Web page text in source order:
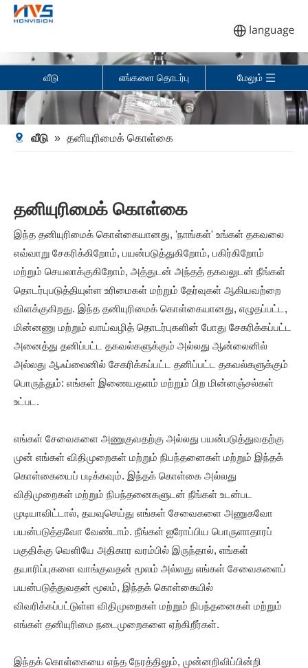
வீடு எங்களை தொடர்பு
கொள்ளவும்
மேலும்
வீடு » தனியுரிமைக் கொள்கை
தனியுரிமைக் கொள்கை
இந்த தனியுரிமைக் கொள்கையானது, 'நாங்கள்' உங்கள் தகவலை
எவ்வாறு சேகரிக்கிறோம், பயன்படுத்துகிறோம், பகிர்கிறோம்
மற்றும் செயலாக்குகிறோம், அத்துடன் அந்தத் தகவலுடன் நீங்கள்
தொடர்புபடுத்தியுள்ள உரிமைகள் மற்றும் தேர்வுகள் ஆகியவற்றை
விளக்குகிறது. இந்த தனியுரிமைக் கொள்கையானது, எழுதப்பட்ட,
மின்னணு மற்றும் வாய்வழித் தொடர்புகளின் போது சேகரிக்கப்பட்ட
அனைத்து தனிப்பட்ட தகவல்களுக்கும் அல்லது ஆன்லைனில்
அல்லது ஆஃப்லைனில் சேகரிக்கப்பட்ட தனிப்பட்ட தகவல்களுக்கும்
பொருந்தும்: எங்கள் இணையதளம் மற்றும் பிற மின்னஞ்சல்கள்
உட்பட.
எங்கள் சேவைகளை அணுகுவதற்கு அல்லது பயன்படுத்துவதற்கு
முன் எங்கள் விதிமுறைகள் மற்றும் நிபந்தனைகள் மற்றும் இந்தக்
கொள்கையைப் படிக்கவும். இந்தக் கொள்கை அல்லது
விதிமுறைகள் மற்றும் நிபந்தனைகளுடன் நீங்கள் உடன்பட
முடியாவிட்டால், தயவுசெய்து எங்கள் சேவைகளை அணுகவோ
பயன்படுத்தவோ வேண்டாம். நீங்கள் ஐரோப்பிய பொருளாதாரப்
பகுதிக்கு வெளியே அதிகார வரம்பில் இருந்தால், எங்கள்
தயாரிப்புகளை வாங்குவதன் மூலம் அல்லது எங்கள் சேவைகளைப்
பயன்படுத்துவதன் மூலம், இந்தக் கொள்கையில்
விவரிக்கப்பட்டுள்ள விதிமுறைகள் மற்றும் நிபந்தனைகள் மற்றும்
எங்கள் தனியுரிமை நடைமுறைகளை ஏற்கிறீர்கள்.
இந்தக் கொள்கையை எந்த நேரத்திலும், முன்னறிவிப்பின்றி